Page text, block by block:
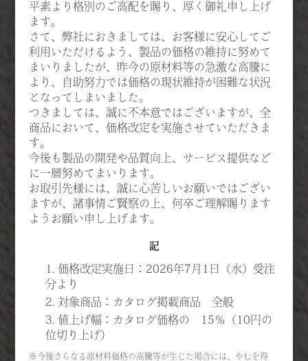
平素より格別のご高配を賜り、厚く御礼申し上げ
ます。
さて、弊社におきましては、お客様に安心してご
利用いただけるよう、製品の価格の維持に努めて
まいりましたが、昨今の原材料等の急激な高騰に
より、自助努力では価格の現状維持が困難な状況
となってしまいました。
つきましては、誠に不本意ではございますが、全
商品において、価格改定を実施させていただきま
す。
今後も製品の開発や品質向上、サービス提供など
に一層努めてまいります。
お取引先様には、誠に心苦しいお願いではござい
ますが、諸事情ご賢察の上、何卒ご理解賜ります
ようお願い申し上げます。
記
1. 価格改定実施日：2026年7月1日（水）受注
分より
2. 対象商品：カタログ掲載商品 全般
3. 値上げ幅：カタログ価格の 15％（10円の
位切り上げ）
※今後さらなる原材料価格の高騰等が生じた場合には、やむを得